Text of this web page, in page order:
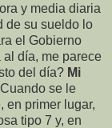
y media diaria
de su sueldo lo
el Gobierno
día, me parece
del día? Mi
se le
en primer lugar,
tipo 7 y, en